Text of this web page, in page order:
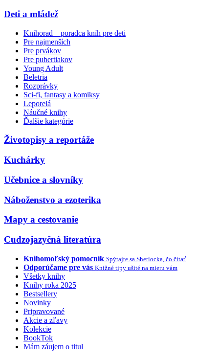
Deti a mládež
Knihorad – poradca kníh pre deti
Pre najmenších
Pre prvákov
Pre pubertiakov
Young Adult
Beletria
Rozprávky
Sci-fi, fantasy a komiksy
Leporelá
Náučné knihy
Ďalšie kategórie
Životopisy a reportáže
Kuchárky
Učebnice a slovníky
Náboženstvo a ezoterika
Mapy a cestovanie
Cudzojazyčná literatúra
Knihomoľský pomocník Spýtajte sa Sherlocka, čo čítať
Odporúčame pre vás Knižné tipy ušité na mieru vám
Všetky knihy
Knihy roka 2025
Bestsellery
Novinky
Pripravované
Akcie a zľavy
Kolekcie
BookTok
Mám záujem o titul